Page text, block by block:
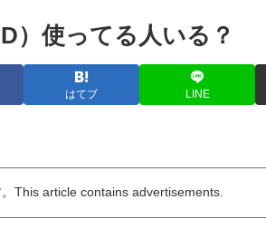
）使ってる人いる？
はてブ LINE
This article contains advertisements.